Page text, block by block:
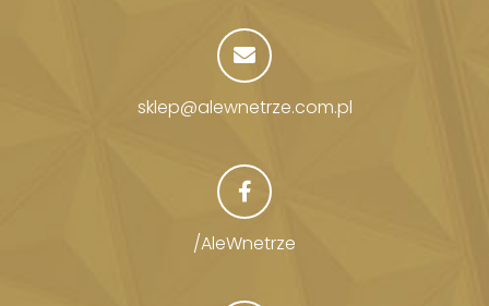
sklep@alewnetrze.com.pl
/AleWnetrze